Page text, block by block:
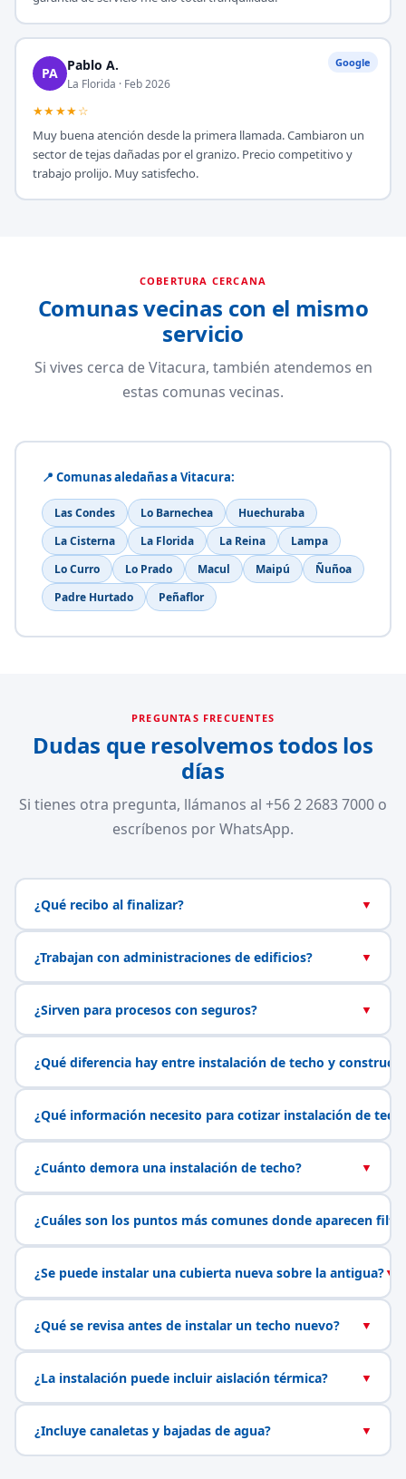
Google
PA Pablo A.
La Florida · Feb 2026
★★★★☆
Muy buena atención desde la primera llamada. Cambiaron un
sector de tejas dañadas por el granizo. Precio competitivo y
trabajo prolijo. Muy satisfecho.
COBERTURA CERCANA
Comunas vecinas con el mismo
servicio
Si vives cerca de Vitacura, también atendemos en
estas comunas vecinas.
📍 Comunas aledañas a Vitacura:
Las Condes Lo Barnechea
Huechuraba
La Cisterna
La Florida La Reina
Lampa
Lo Curro
Lo Prado Macul Maipú
Ñuñoa
Padre Hurtado
Peñaflor
PREGUNTAS FRECUENTES
Dudas que resolvemos todos los
días
Si tienes otra pregunta, llámanos al +56 2 2683 7000 o
escríbenos por WhatsApp.
¿Qué recibo al finalizar? ▼
¿Trabajan con administraciones de edificios? ▼
¿Sirven para procesos con seguros? ▼
¿Qué diferencia hay entre instalación de techo y
¿Qué información necesito para cotizar instalación de
¿Cuánto demora una instalación de techo? ▼
¿Cuáles son los puntos más comunes donde aparecen
¿Se puede instalar una cubierta nueva sobre la antigua?▼
¿Qué se revisa antes de instalar un techo nuevo? ▼
¿La instalación puede incluir aislación térmica? ▼
¿Incluye canaletas y bajadas de agua? ▼